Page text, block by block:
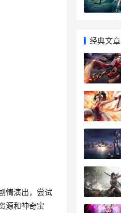
情演出，尝试
源和神奇宝
经典文章